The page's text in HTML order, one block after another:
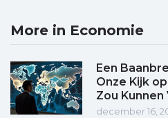
More in Economie
Een
Onze Kijk
Zou
december 16,